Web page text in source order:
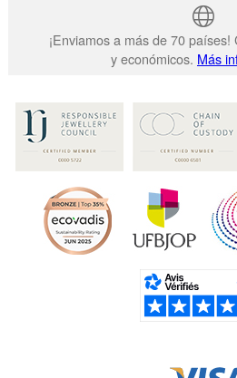
¡Enviamos a más de 70
y económicos. Más